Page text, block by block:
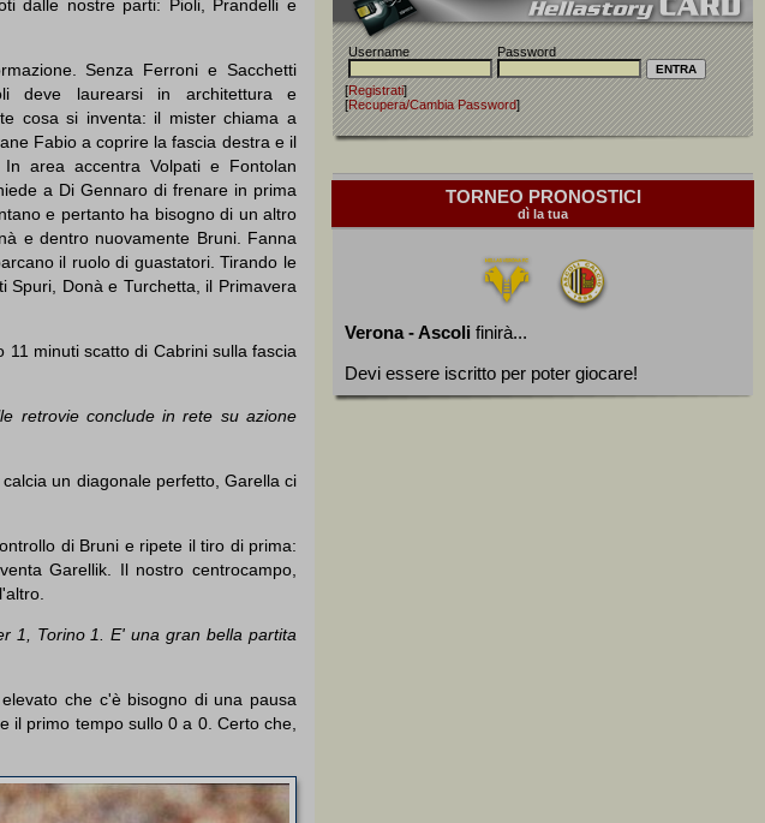
dalle nostre parti: Pioli, Prandelli e
Senza Ferroni e Sacchetti
deve laurearsi in architettura e
cosa si inventa: il mister chiama a
Fabio a coprire la fascia destra e il
area accentra Volpati e Fontolan
a Di Gennaro di frenare in prima
e pertanto ha bisogno di un altro
e dentro nuovamente Bruni. Fanna
il ruolo di guastatori. Tirando le
Donà e Turchetta, il Primavera
minuti scatto di Cabrini sulla fascia
retrovie conclude in rete su azione
un diagonale perfetto, Garella ci
di Bruni e ripete il tiro di prima:
Garellik. Il nostro centrocampo,
1, Torino 1. E' una gran bella partita
che c'è bisogno di una pausa
il primo tempo sullo 0 a 0. Certo che,
Username Password
[Registrati]
[Recupera/Cambia Password]
TORNEO PRONOSTICI
dì la tua
Verona - Ascoli finirà...
Devi essere iscritto per poter giocare!